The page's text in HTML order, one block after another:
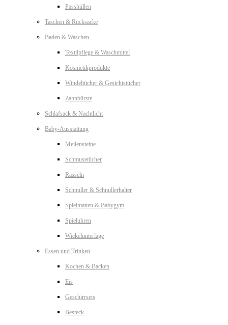
Passhüllen
Taschen & Rucksäcke
Baden & Waschen
Textilpflege & Waschmittel
Kosmetikprodukte
Windeltücher & Gesichtstücher
Zahnbürste
Schlafsack & Nachtlicht
Baby-Ausstattung
Meilensteine
Schmusetücher
Rasseln
Schnuller & Schnullerhalter
Spielmatten & Babygym
Spieluhren
Wickelunterlage
Essen und Trinken
Kochen & Backen
Eis
Geschirrsets
Besteck